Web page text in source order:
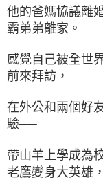
他的爸媽協議離
霸弟弟離家。
感覺自己被全世
前來拜訪，
在外公和兩個好
驗──
帶山羊上學成為
老鷹變身大英雄，